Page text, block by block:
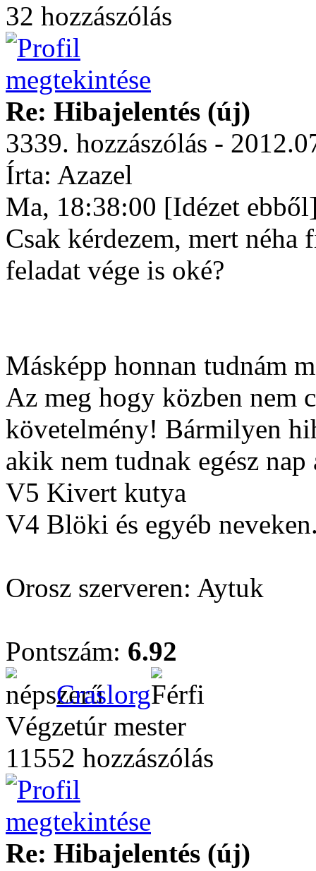
32 hozzászólás
Re: Hibajelentés (új)
3339. hozzászólás -
Írta: Azazel
Ma, 18:38:00 [Idézet
Csak kérdezem, mert
feladat vége is oké?
Másképp honnan tudnám
Az meg hogy közben nem
követelmény! Bármilyen
akik nem tudnak egész
V5 Kivert kutya
V4 Blöki és egyéb
Orosz szerveren: Aytuk
Pontszám: 6.92
Craslorg
Végzetúr mester
11552 hozzászólás
Re: Hibajelentés (új)